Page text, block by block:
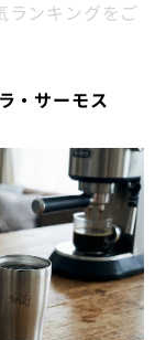
ランキングをご
・サーモス